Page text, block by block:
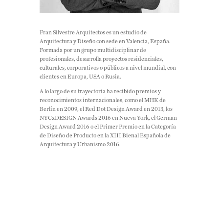
Fran Silvestre Arquitectos es un estudio de
Arquitectura y Diseño con sede en Valencia, España.
Formada por un grupo multidisciplinar de
profesionales, desarrolla proyectos residenciales,
culturales, corporativos o públicos a nivel mundial, con
clientes en Europa, USA o Rusia.
A lo largo de su trayectoria ha recibido premios y
reconocimientos internacionales, como el MHK de
Berlín en 2009, el Red Dot Design Award en 2013, los
NYCxDESIGN Awards 2016 en Nueva York, el German
Design Award 2016 o el Primer Premio en la Categoría
de Diseño de Producto en la XIII Bienal Española de
Arquitectura y Urbanismo 2016.